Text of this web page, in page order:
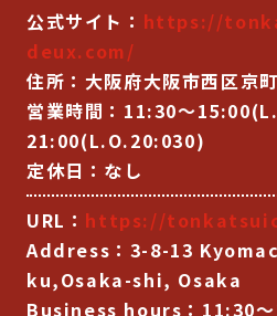
公式サイト： https://
deux.com/
住所： 大阪府大阪市西区京
営業時間： 11:30～
21:00(L.O.20:030)
定休日：なし
URL： https://
Address：3-8-13
ku,Osaka-shi, Osaka
Business hours： 11:30